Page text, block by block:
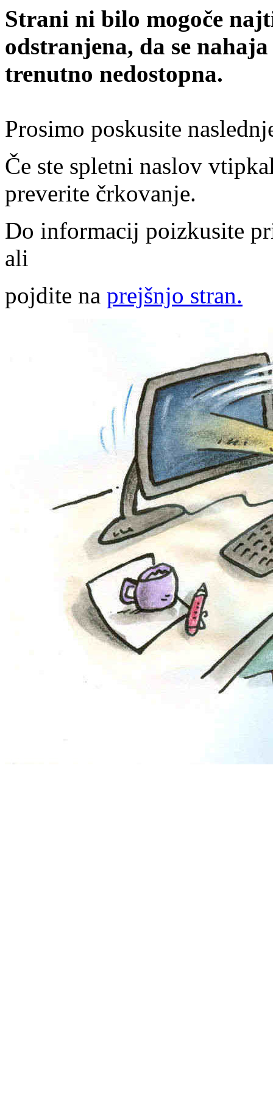
Strani ni bilo mogoče
odstranjena, da se
trenutno nedostopna.
Prosimo poskusite
Če ste spletni naslov
preverite črkovanje.
Do informacij poizkusite
ali
pojdite na prejšnjo stran.